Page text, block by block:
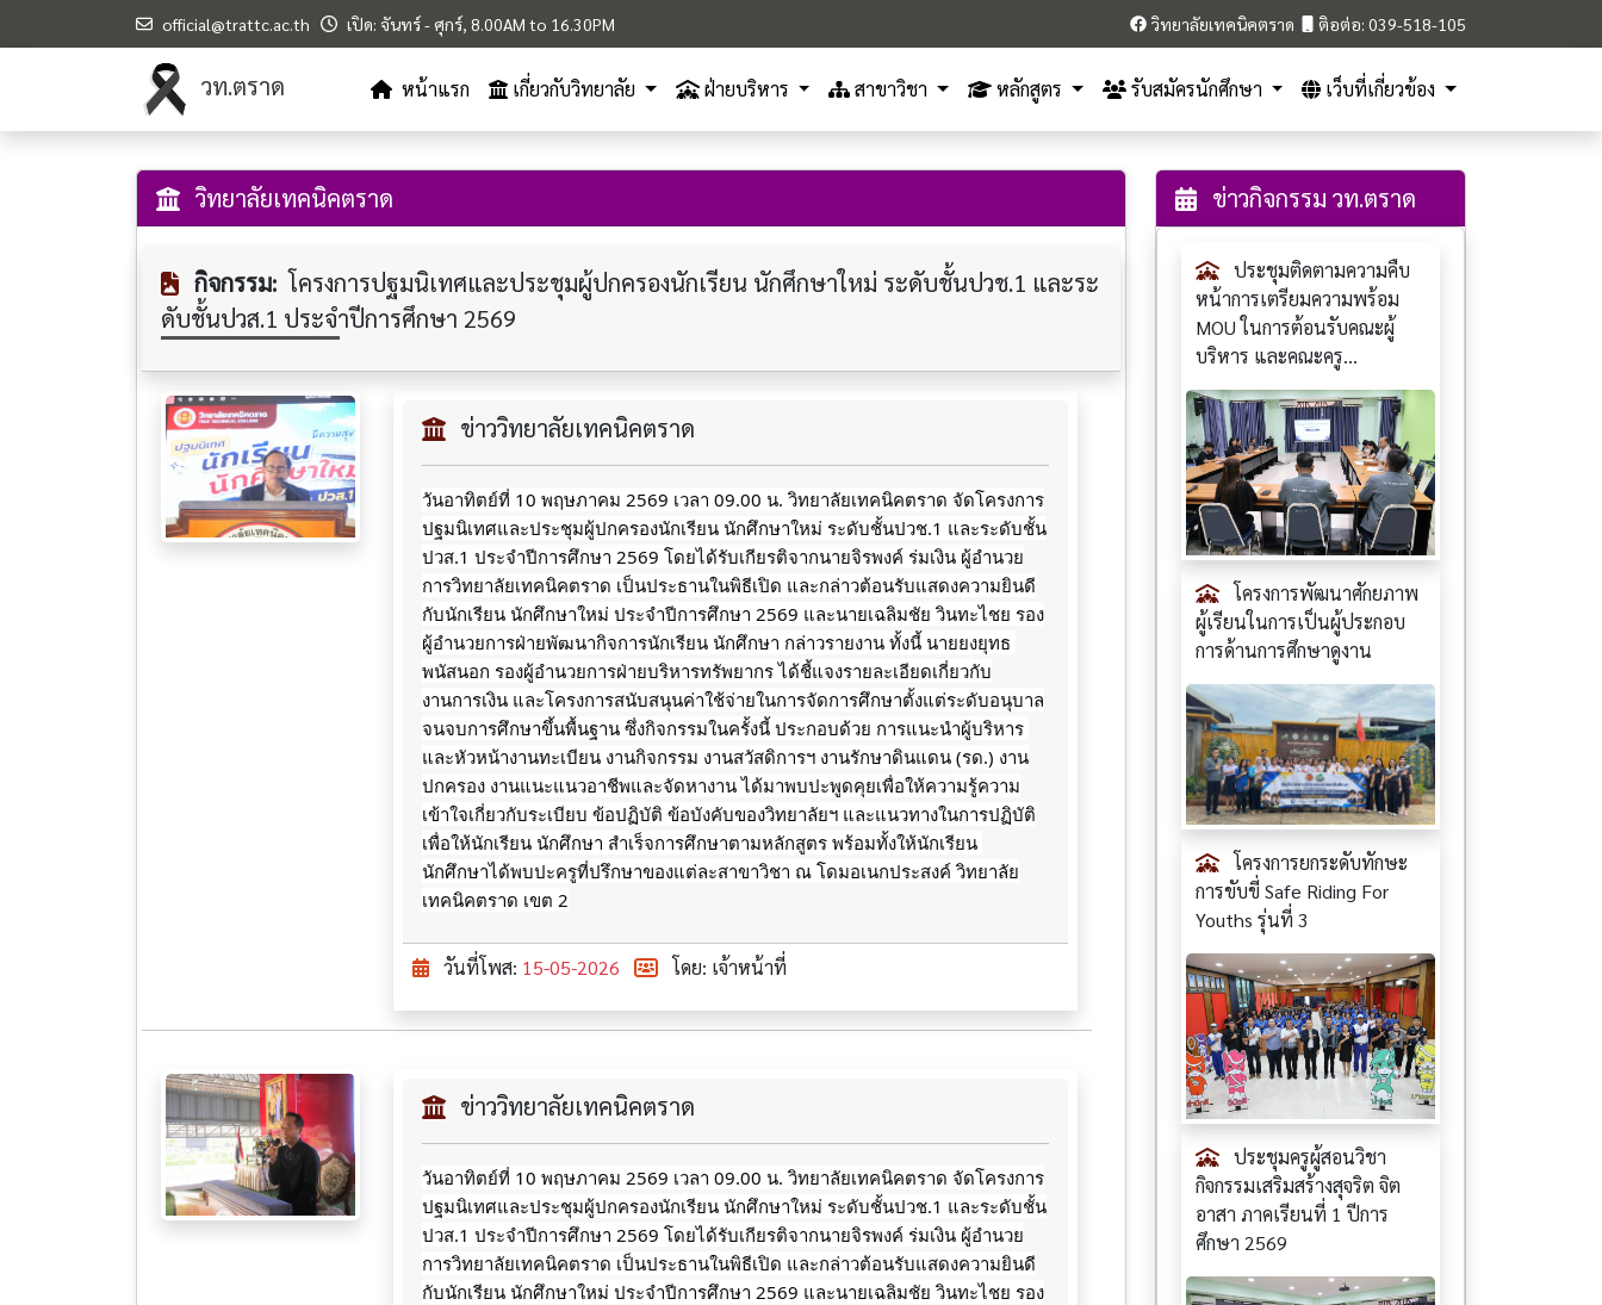
official@trattc.ac.th เปิด: จันทร์ - ศุกร์, 8.00AM to 16.30PM วิทยาลัยเทคนิคตราด ติอต่อ: 039-518-105
วท.ตราด หน้าแรก เกี่ยวกับวิทยาลัย ฝ่ายบริหาร สาขาวิชา หลักสูตร รับสมัครนักศึกษา เว็บที่เกี่ยวข้อง
วิทยาลัยเทคนิคตราด
กิจกรรม: โครงการปฐมนิเทศและประชุมผู้ปกครองนักเรียน นักศึกษาใหม่ ระดับชั้นปวช.1 และระ
ดับชั้นปวส.1 ประจำปีการศึกษา 2569
ข่าววิทยาลัยเทคนิคตราด
วันอาทิตย์ที่ 10 พฤษภาคม 2569 เวลา 09.00 น. วิทยาลัยเทคนิคตราด จัดโครงการ
ปฐมนิเทศและประชุมผู้ปกครองนักเรียน นักศึกษาใหม่ ระดับชั้นปวช.1 และระดับชั้น
ปวส.1 ประจำปีการศึกษา 2569 โดยได้รับเกียรติจากนายจิรพงค์ ร่มเงิน ผู้อำนวย
การวิทยาลัยเทคนิคตราด เป็นประธานในพิธีเปิด และกล่าวต้อนรับแสดงความยินดี
กับนักเรียน นักศึกษาใหม่ ประจำปีการศึกษา 2569 และนายเฉลิมชัย วินทะไชย รอง
ผู้อำนวยการฝ่ายพัฒนากิจการนักเรียน นักศึกษา กล่าวรายงาน ทั้งนี้ นายยงยุทธ
พนัสนอก รองผู้อำนวยการฝ่ายบริหารทรัพยากร ได้ชี้แจงรายละเอียดเกี่ยวกับ
งานการเงิน และโครงการสนับสนุนค่าใช้จ่ายในการจัดการศึกษาตั้งแต่ระดับอนุบาล
จนจบการศึกษาขึ้นพื้นฐาน ซึ่งกิจกรรมในครั้งนี้ ประกอบด้วย การแนะนำผู้บริหาร
และหัวหน้างานทะเบียน งานกิจกรรม งานสวัสดิการฯ งานรักษาดินแดน (รด.) งาน
ปกครอง งานแนะแนวอาชีพและจัดหางาน ได้มาพบปะพูดคุยเพื่อให้ความรู้ความ
เข้าใจเกี่ยวกับระเบียบ ข้อปฏิบัติ ข้อบังคับของวิทยาลัยฯ และแนวทางในการปฏิบัติ
เพื่อให้นักเรียน นักศึกษา สำเร็จการศึกษาตามหลักสูตร พร้อมทั้งให้นักเรียน
นักศึกษาได้พบปะครูที่ปรึกษาของแต่ละสาขาวิชา ณ โดมอเนกประสงค์ วิทยาลัย
เทคนิคตราด เขต 2
วันที่โพส: 15-05-2026 โดย: เจ้าหน้าที่
ข่าววิทยาลัยเทคนิคตราด
วันอาทิตย์ที่ 10 พฤษภาคม 2569 เวลา 09.00 น. วิทยาลัยเทคนิคตราด จัดโครงการ
ปฐมนิเทศและประชุมผู้ปกครองนักเรียน นักศึกษาใหม่ ระดับชั้นปวช.1 และระดับชั้น
ปวส.1 ประจำปีการศึกษา 2569 โดยได้รับเกียรติจากนายจิรพงค์ ร่มเงิน ผู้อำนวย
การวิทยาลัยเทคนิคตราด เป็นประธานในพิธีเปิด และกล่าวต้อนรับแสดงความยินดี
กับนักเรียน นักศึกษาใหม่ ประจำปีการศึกษา 2569 และนายเฉลิมชัย วินทะไชย รอง
ข่าวกิจกรรม วท.ตราด
ประชุมติดตามความคืบ
หน้าการเตรียมความพร้อม
MOU ในการต้อนรับคณะผู้
บริหาร และคณะครู...
โครงการพัฒนาศักยภาพ
ผู้เรียนในการเป็นผู้ประกอบ
การด้านการศึกษาดูงาน
โครงการยกระดับทักษะ
การขับขี่ Safe Riding For
Youths รุ่นที่ 3
ประชุมครูผู้สอนวิชา
กิจกรรมเสริมสร้างสุจริต จิต
อาสา ภาคเรียนที่ 1 ปีการ
ศึกษา 2569